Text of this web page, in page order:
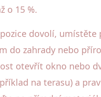
o 15 %.
dovolí, umístěte
do zahrady nebo
otevřít okno nebo
na terasu) a